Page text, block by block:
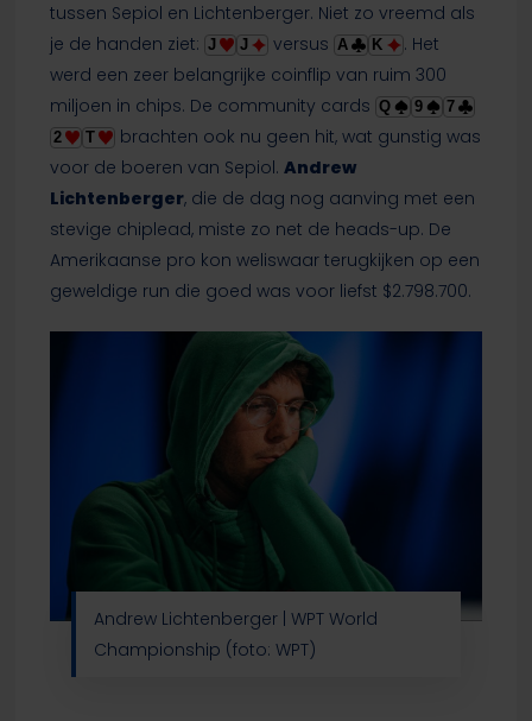
tussen Sepiol en Lichtenberger. Niet zo vreemd als
je de handen ziet: J J versus A K
. Het
werd een zeer belangrijke coinflip van ruim 300
miljoen in chips. De community cards Q 9
7
2
T
brachten ook nu geen hit, wat gunstig was
voor de boeren van Sepiol. Andrew
Lichtenberger, die de dag nog aanving met een
stevige chiplead, miste zo net de heads-up. De
Amerikaanse pro kon weliswaar terugkijken op een
geweldige run die goed was voor liefst $2.798.700.
Andrew Lichtenberger | WPT World
Championship (foto: WPT)